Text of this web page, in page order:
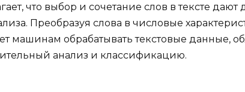
что выбор и сочетание слов в тексте дают
Преобразуя слова в числовые
машинам обрабатывать текстовые данные,
анализ и классификацию.